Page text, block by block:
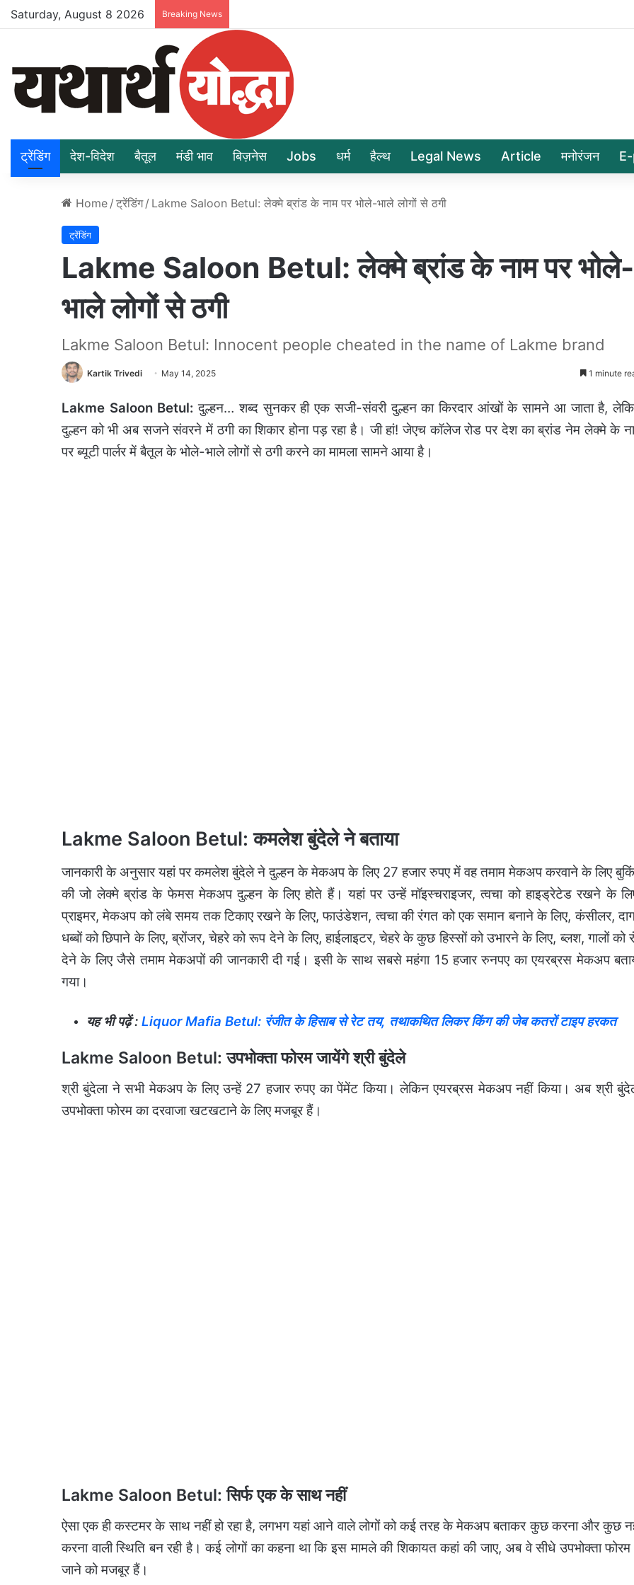
Saturday, August 8 2026 Breaking News
ट्रेंडिंग देश-विदेश बैतूल मंडी भाव बिज़नेस Jobs धर्म हैल्थ Legal News Article मनोरंजन
Home / ट्रेंडिंग / Lakme Saloon Betul: लेक्मे ब्रांड के नाम पर भोले-भाले लोगों से ठगी
ट्रेंडिंग
Lakme Saloon Betul: लेक्मे ब्रांड के नाम पर भोले-
भाले लोगों से ठगी
Lakme Saloon Betul: Innocent people cheated in the name of Lakme brand
Kartik Trivedi May 14, 2025 1 minute
Lakme Saloon Betul: दुल्हन… शब्द सुनकर ही एक सजी-संवरी दुल्हन का किरदार आंखों के सामने आ जाता है,
दुल्हन को भी अब सजने संवरने में ठगी का शिकार होना पड़ रहा है। जी हां! जेएच कॉलेज रोड पर देश का ब्रांड नेम लेक्मे के
पर ब्यूटी पार्लर में बैतूल के भोले-भाले लोगों से ठगी करने का मामला सामने आया है।
Lakme Saloon Betul: कमलेश बुंदेले ने बताया
जानकारी के अनुसार यहां पर कमलेश बुंदेले ने दुल्हन के मेकअप के लिए 27 हजार रुपए में वह तमाम मेकअप करवाने के लिए
की जो लेक्मे ब्रांड के फेमस मेकअप दुल्हन के लिए होते हैं। यहां पर उन्हें मॉइस्चराइजर, त्वचा को हाइड्रेटेड रखने के
प्राइमर, मेकअप को लंबे समय तक टिकाए रखने के लिए, फाउंडेशन, त्वचा की रंगत को एक समान बनाने के लिए, कंसीलर,
धब्बों को छिपाने के लिए, ब्रोंजर, चेहरे को रूप देने के लिए, हाईलाइटर, चेहरे के कुछ हिस्सों को उभारने के लिए, ब्लश, गालों को
देने के लिए जैसे तमाम मेकअपों की जानकारी दी गई। इसी के साथ सबसे महंगा 15 हजार रुनपए का एयरब्रस मेकअप
गया।
यह भी पढ़ें : Liquor Mafia Betul: रंजीत के हिसाब से रेट तय, तथाकथित लिकर किंग की जेब कतरों टाइप हरकत
Lakme Saloon Betul: उपभोक्ता फोरम जायेंगे श्री बुंदेले
श्री बुंदेला ने सभी मेकअप के लिए उन्हें 27 हजार रुपए का पेंमेंट किया। लेकिन एयरब्रस मेकअप नहीं किया। अब श्री
उपभोक्ता फोरम का दरवाजा खटखटाने के लिए मजबूर हैं।
Lakme Saloon Betul: सिर्फ एक के साथ नहीं
ऐसा एक ही कस्टमर के साथ नहीं हो रहा है, लगभग यहां आने वाले लोगों को कई तरह के मेकअप बताकर कुछ करना और कुछ
करना वाली स्थिति बन रही है। कई लोगों का कहना था कि इस मामले की शिकायत कहां की जाए, अब वे सीधे उपभोक्ता
जाने को मजबूर हैं।